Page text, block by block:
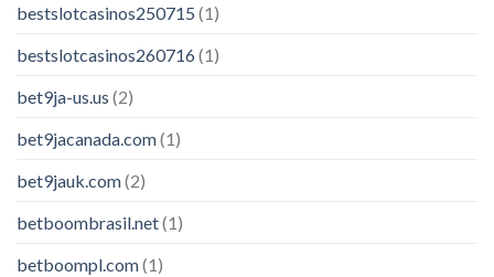
bestslotcasinos250715 (1)
bestslotcasinos260716(1)
bet9ja-us.us (2)
bet9jacanada.com(1)
bet9jauk.com(2)
betboombrasil.net(1)
betboompl.com(1)